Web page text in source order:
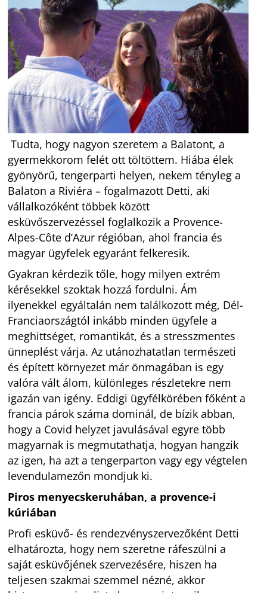
Tudta, hogy nagyon szeretem a Balatont, a
gyermekkorom felét ott töltöttem. Hiába élek
gyönyörű, tengerparti helyen, nekem tényleg a
Balaton a Riviéra – fogalmazott Detti, aki
vállalkozóként többek között
esküvőszervezéssel foglalkozik a Provence-
Alpes-Côte d’Azur régióban, ahol francia és
magyar ügyfelek egyaránt felkeresik.
Gyakran kérdezik tőle, hogy milyen extrém
kérésekkel szoktak hozzá fordulni. Ám
ilyenekkel egyáltalán nem találkozott még, Dél-
Franciaországtól inkább minden ügyfele a
meghittséget, romantikát, és a stresszmentes
ünneplést várja. Az utánozhatatlan természeti
és épített környezet már önmagában is egy
valóra vált álom, különleges részletekre nem
igazán van igény. Eddigi ügyfélkörében főként a
francia párok száma dominál, de bízik abban,
hogy a Covid helyzet javulásával egyre több
magyarnak is megmutathatja, hogyan hangzik
az igen, ha azt a tengerparton vagy egy végtelen
levendulamezőn mondjuk ki.
Piros menyecskeruhában, a provence-i
kúriában
Profi esküvő- és rendezvényszervezőként Detti
elhatározta, hogy nem szeretne ráfeszülni a
saját esküvőjének szervezésére, hiszen ha
teljesen szakmai szemmel nézné, akkor